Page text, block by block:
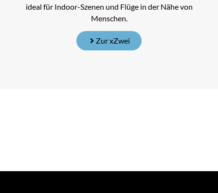
ideal für Indoor-Szenen und Flüge in der Nähe von
Menschen.
Zur xZwei